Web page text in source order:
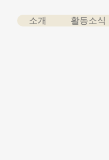
소개 활동소식